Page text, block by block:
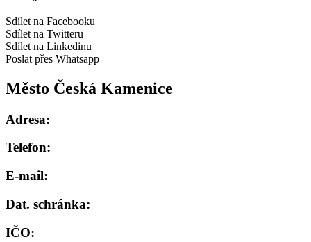
Sdílet na Facebooku
Sdílet na Twitteru
Sdílet na Linkedinu
Poslat přes Whatsapp
Město Česká Kamenice
Adresa:
Telefon:
E-mail:
Dat. schránka:
IČO: